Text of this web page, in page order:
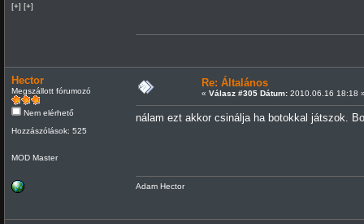
[+] [+]
Hector
Megszállott fórumozó
Nem elérhető
Hozzászólások: 525
MOD Master
Re: Általános
« Válasz #305 Dátum:2010.06.16 18:18
nálam ezt akkor csinálja ha botokkal játszok.
Adam Hector